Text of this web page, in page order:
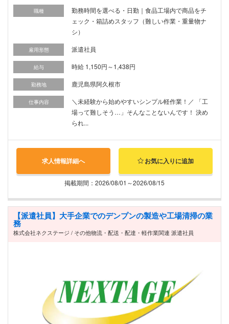
職種
勤務時間を選べる・日勤｜食品工場内で商品をチ
ェック・箱詰めスタッフ（難しい作業・重量物ナ
シ）
雇用形態 派遣社員
給与 時給 1,150円～1,438円
勤務地 鹿児島県阿久根市
仕事内容
＼未経験から始めやすいシンプル軽作業！／ 「工
場って難しそう…」そんなことないんです！ 決め
られ...
求人情報詳細へ お気に入りに追加
掲載期間：2026/08/01～2026/08/15
【派遣社員】大手企業でのデンプンの製造や工場清掃の業
務
株式会社ネクステージ / その他物流・配送・配達・軽作業関連 派遣社員